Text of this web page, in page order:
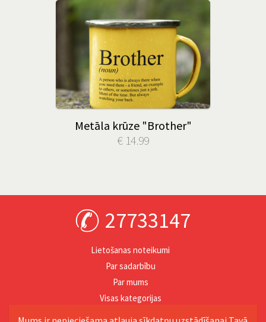
Metāla krūze "Brother"
€ 14.99
27733147
Lietošanas noteikumi
Par sadarbību
Par mums
Visas kategorijas